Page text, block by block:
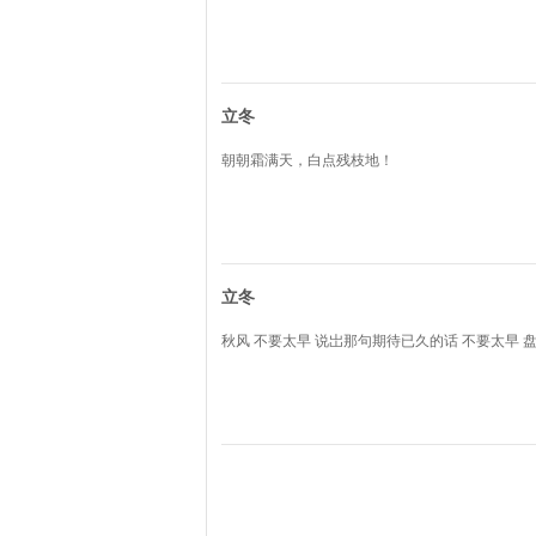
立冬
朝朝霜满天，白点残枝地！
立冬
秋风 不要太早 说岀那句期待已久的话 不要太早